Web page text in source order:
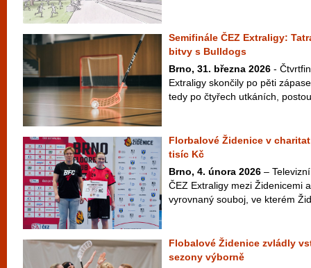
Semifinále ČEZ Extraligy:
bitvy s Bulldogs
Brno, 31. března 2026 -
Extraligy skončily po pěti
tedy po čtyřech utkáních,
Florbalové Židenice v
tisíc Kč
Brno, 4. února 2026 –
ČEZ Extraligy mezi Židenicemi
vyrovnaný souboj, ve kterém
Flobalové Židenice zvládly
sezony výborně